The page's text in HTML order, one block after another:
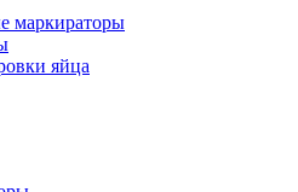
маркираторы
яйца